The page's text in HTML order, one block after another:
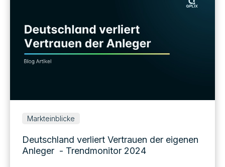
Markteinblicke
Deutschland verliert Vertrauen der eigenen
Anleger - Trendmonitor 2024